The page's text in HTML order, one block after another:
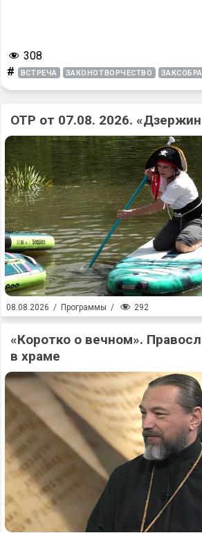
308
# ВСТРЕЧА ЗАКОНОТВОРЧЕСТВО
ОТР от 07.08. 2026.
08.08.2026 / Программы / 292
«Коротко о вечном».
в храме